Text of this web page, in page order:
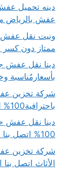
عفش بالرياض
ممتاز دون كسر
دينا نقل عفش
بأسعارمُناسبة
شركة تخزين
باحترافية100% احجز الآن بـ20%خصم فوري
دينا نقل عفش
100% اتصل بنا الان
الأثاث اتصل بنا